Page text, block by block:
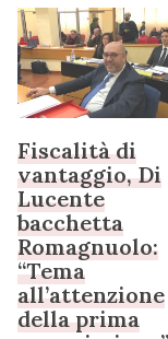
Fiscalità di
vantaggio, Di
Lucente
bacchetta
Romagnuolo:
“Tema
all’attenzione
della prima